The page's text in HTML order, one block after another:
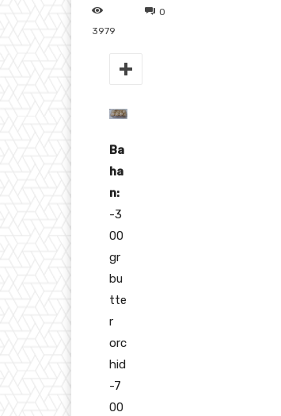
0
3979
Ba
ha
n:
-3
00
gr
bu
tte
r
orc
hid
-7
00